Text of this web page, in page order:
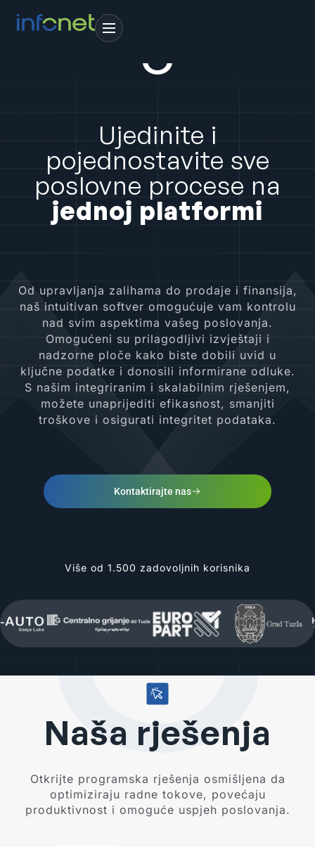
Ujedinite i
pojednostavite sve
poslovne procese na
jednoj platformi
Od upravljanja zalihama do prodaje i finansija,
naš intuitivan softver omogućuje vam kontrolu
nad svim aspektima vašeg poslovanja.
Omogućeni su prilagodljivi izvještaji i
nadzorne ploče kako biste dobili uvid u
ključne podatke i donosili informirane odluke.
S našim integriranim i skalabilnim rješenjem,
možete unaprijediti efikasnost, smanjiti
troškove i osigurati integritet podataka.
Kontaktirajte nas
Više od 1.500 zadovoljnih korisnika
Naša rješenja
Otkrijte programska rješenja osmišljena da
optimiziraju radne tokove, povećaju
produktivnost i omoguće uspjeh poslovanja.